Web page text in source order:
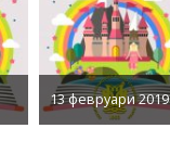
13 февруари 2019